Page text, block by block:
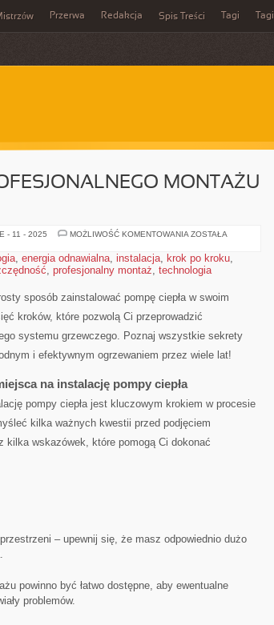
Przerwa Redakcja Spis Treści Tagi Tagi
MONTAŻU
- 11 - 2025 MOŻLIWOŚĆ KOMENTOWANIA 10
PROFESJONALNEGO
MONTAŻU
POMPY
ZOSTAŁA
, energia odnawialna, instalacja, krok po kroku,
, profesjonalny montaż, technologia
sposób ‍zainstalować pompę ciepła w swoim
kroków, które pozwolą Ci przeprowadzić
systemu grzewczego. Poznaj wszystkie sekrety
i⁢ efektywnym ogrzewaniem przez wiele lat!
na‌ instalację pompy ciepła
pompy ciepła jest kluczowym krokiem w procesie
kilka ważnych kwestii przed podjęciem
wskazówek, które pomogą Ci dokonać
– upewnij⁣ się, że masz odpowiednio dużo
powinno ⁢być łatwo dostępne, aby ewentualne
problemów.